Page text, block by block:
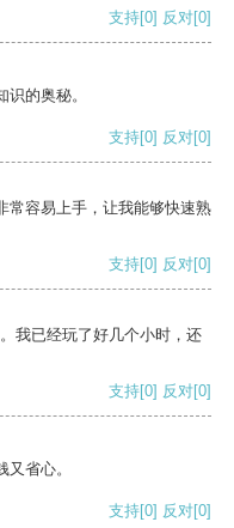
支持[0] 反对[0]
的奥秘。
支持[0] 反对[0]
常容易上手，让我能够快速熟
支持[0] 反对[0]
我已经玩了好几个小时，还
支持[0] 反对[0]
省心。
支持[0] 反对[0]